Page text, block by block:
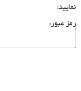
نمایید:
رمز عبور: